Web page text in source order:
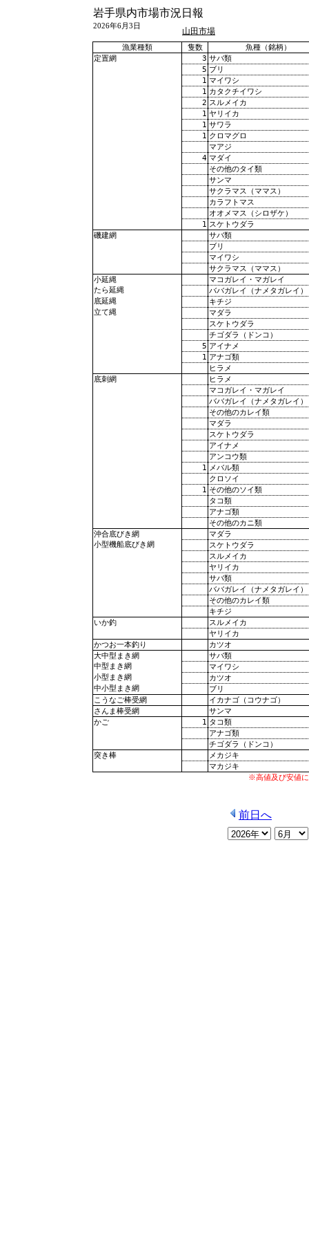
岩手県内市場市況日報
2026年6月3日
山田市場
漁業種類 隻数
魚種（銘柄）
定置網
3 サバ類
5 ブリ
1 マイワシ
1 カタクチイワシ
2 スルメイカ
1 ヤリイカ
1 サワラ
1 クロマグロ
マアジ
4 マダイ
その他のタイ類
サンマ
サクラマス（ママス）
カラフトマス
オオメマス（シロザケ）
1 スケトウダラ
磯建網
サバ類
ブリ
マイワシ
サクラマス（ママス）
小延縄 マコガレイ・マガレイ
たら延縄 ババガレイ（ナメタガレイ）
底延縄 キチジ
立て縄
マダラ
スケトウダラ
チゴダラ（ドンコ）
5 アイナメ
1 アナゴ類
ヒラメ
底刺網
ヒラメ
マコガレイ・マガレイ
ババガレイ（ナメタガレイ）
その他のカレイ類
マダラ
スケトウダラ
アイナメ
アンコウ類
1 メバル類
クロソイ
1 その他のソイ類
タコ類
アナゴ類
その他のカニ類
沖合底びき網 マダラ
小型機船底びき網
スケトウダラ
スルメイカ
ヤリイカ
サバ類
ババガレイ（ナメタガレイ）
その他のカレイ類
キチジ
いか釣
スルメイカ
ヤリイカ
かつお一本釣り カツオ
大中型まき網 サバ類
中型まき網 マイワシ
小型まき網 カツオ
中小型まき網 ブリ
こうなご棒受網 イカナゴ（コウナゴ）
さんま棒受網 サンマ
かご 1 タコ類
アナゴ類
チゴダラ（ドンコ）
突き棒
メカジキ
マカジキ
※高値及び安値
前日へ